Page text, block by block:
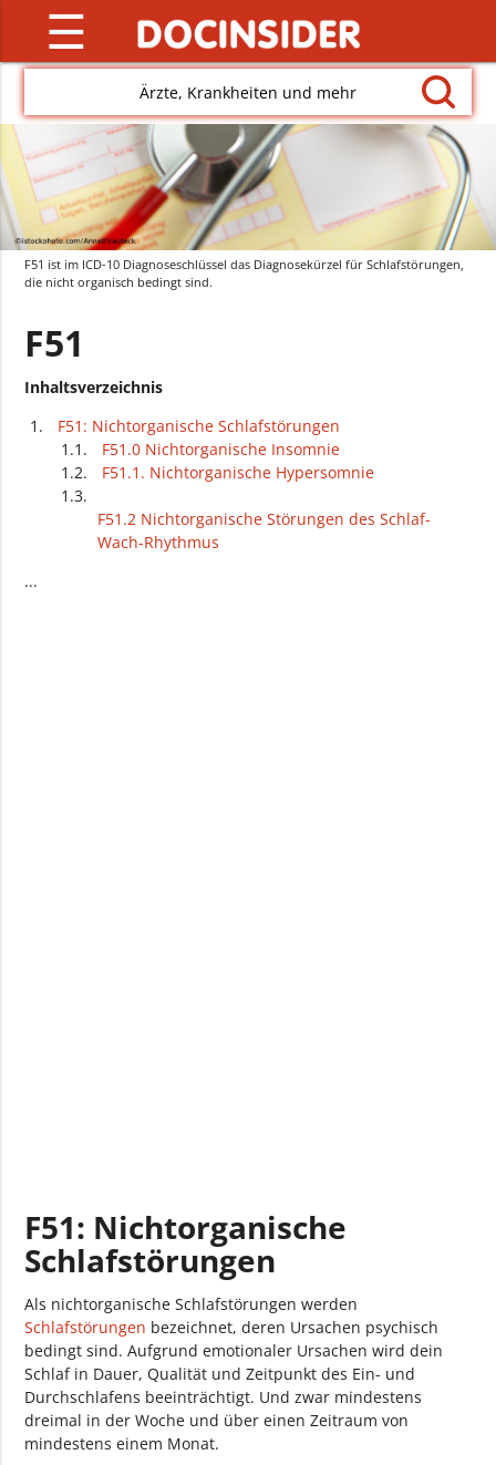
☰
Ärzte, Krankheiten und mehr
F51 ist im ICD-10 Diagnoseschlüssel das Diagnosekürzel für Schlafstörungen,
die nicht organisch bedingt sind.
F51
Inhaltsverzeichnis
F51: Nichtorganische Schlafstörungen
F51.0 Nichtorganische Insomnie
F51.1. Nichtorganische Hypersomnie
F51.2 Nichtorganische Störungen des Schlaf-
Wach-Rhythmus
...
F51: Nichtorganische
Schlafstörungen
Als nichtorganische Schlafstörungen werden
Schlafstörungen bezeichnet, deren Ursachen psychisch
bedingt sind. Aufgrund emotionaler Ursachen wird dein
Schlaf in Dauer, Qualität und Zeitpunkt des Ein- und
Durchschlafens beeinträchtigt. Und zwar mindestens
dreimal in der Woche und über einen Zeitraum von
mindestens einem Monat.